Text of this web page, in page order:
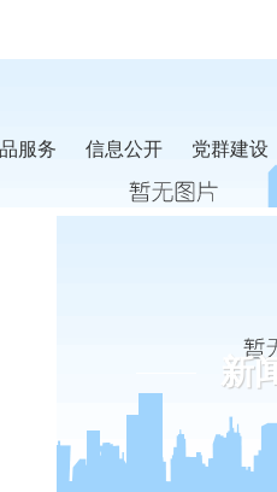
服务 信息公开 党群建设
新